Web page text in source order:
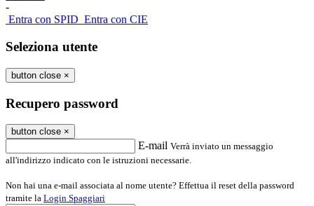
-
Entra con SPID Entra con CIE
Seleziona utente
button close ×
Recupero password
button close ×
E-mail Verrà inviato un messaggio
all'indirizzo indicato con le istruzioni necessarie.
Non hai una e-mail associata al nome utente? Effettua il reset della password
tramite la Login Spaggiari